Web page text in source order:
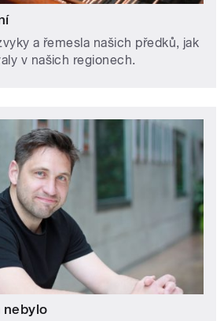
a řemesla našich předků, jak
v našich regionech.